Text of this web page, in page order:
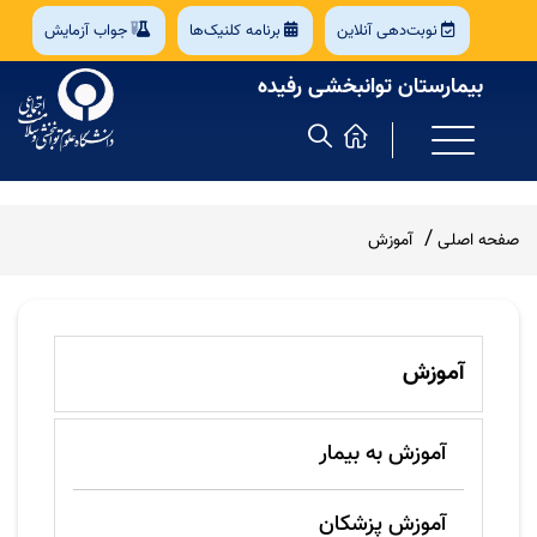
نوبت‌دهی آنلاین برنامه کلنیک‌ها جواب آزمایش
بیمارستان توانبخشی رفیده
صفحه اصلی آموزش
آموزش
آموزش به بیمار
آموزش پزشکان